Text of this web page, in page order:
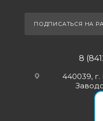
ПОДПИСАТЬСЯ НА
8
440039, г.